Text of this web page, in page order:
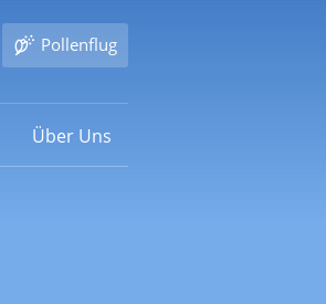
Pollenflug
Über Uns